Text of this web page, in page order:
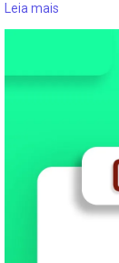
Leia mais